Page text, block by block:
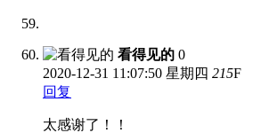
看得见的 0
2020-12-31 11:07:50 星期四 215F
回复
太感谢了！！